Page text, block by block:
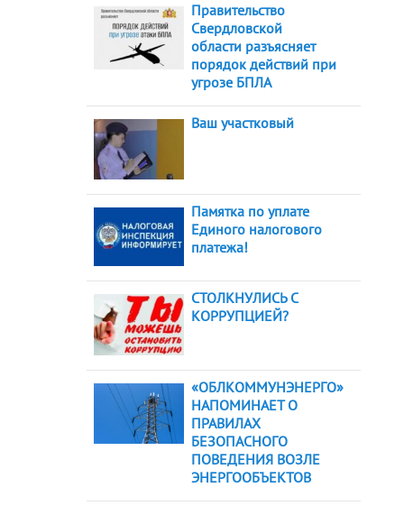
Правительство
Свердловской
области разъясняет
порядок действий при
угрозе БПЛА
Ваш участковый
Памятка по уплате
Единого налогового
платежа!
СТОЛКНУЛИСЬ С
КОРРУПЦИЕЙ?
«ОБЛКОММУНЭНЕРГО»
НАПОМИНАЕТ О
ПРАВИЛАХ
БЕЗОПАСНОГО
ПОВЕДЕНИЯ ВОЗЛЕ
ЭНЕРГООБЪЕКТОВ